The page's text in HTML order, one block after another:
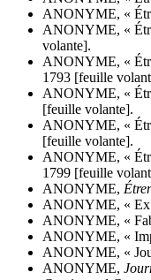
ANONYME, «
ANONYME, «
volante].
ANONYME, «
1793 [feuille
ANONYME, «
[feuille volante].
ANONYME, «
[feuille volante].
ANONYME, «
1799 [feuille
ANONYME,
ANONYME, « Ex
ANONYME, «
ANONYME, «
ANONYME, «
ANONYME,